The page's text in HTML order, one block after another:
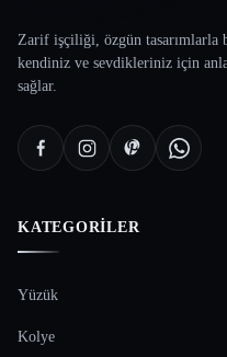
Zarif işçiliği, özgün tasarımlarla
kendiniz ve sevdikleriniz için
sağlar.
KATEGORILER
Yüzük
Kolye